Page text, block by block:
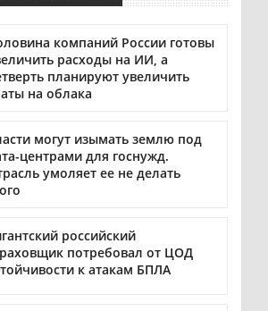
компаний России готовы
расходы на ИИ, а
планируют увеличить
на облака
могут изымать землю под
центрами для госнужд.
умоляет ее не делать
российский
потребовал от ЦОД
к атакам БПЛА